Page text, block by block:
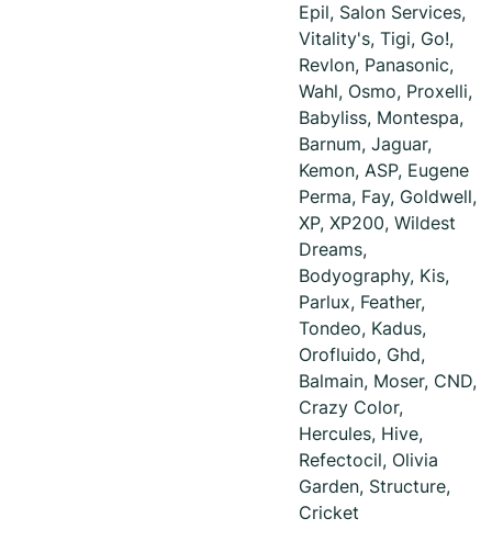
Epil, Salon Services,
Vitality's, Tigi, Go!,
Revlon, Panasonic,
Wahl, Osmo, Proxelli,
Babyliss, Montespa,
Barnum, Jaguar,
Kemon, ASP, Eugene
Perma, Fay, Goldwell,
XP, XP200, Wildest
Dreams,
Bodyography, Kis,
Parlux, Feather,
Tondeo, Kadus,
Orofluido, Ghd,
Balmain, Moser, CND,
Crazy Color,
Hercules, Hive,
Refectocil, Olivia
Garden, Structure,
Cricket